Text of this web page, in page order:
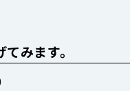
みます。